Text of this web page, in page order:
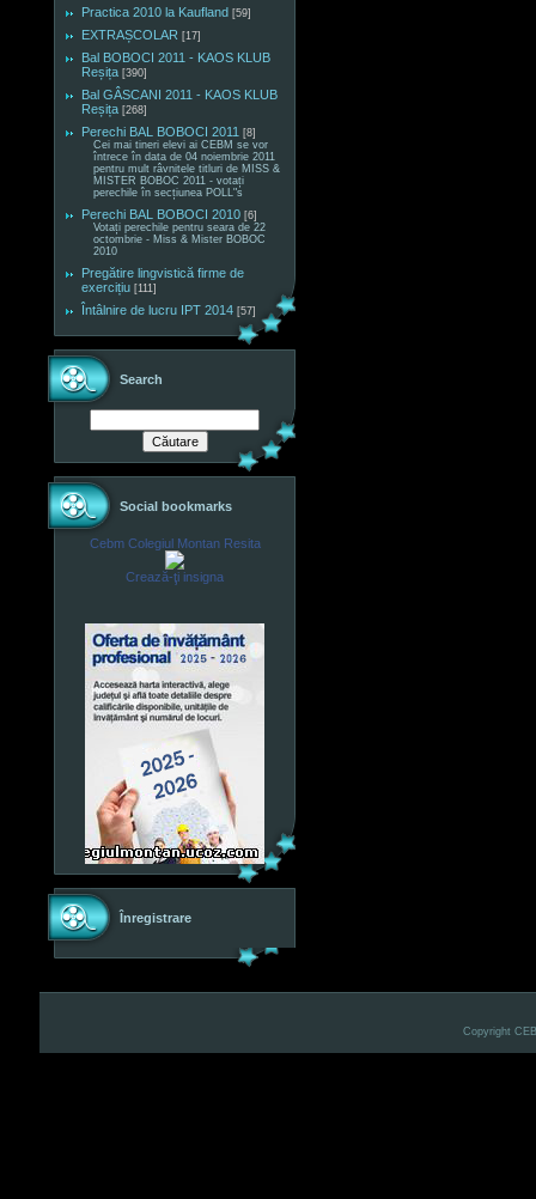
Practica 2010 la Kaufland [59]
EXTRAȘCOLAR [17]
Bal BOBOCI 2011 - KAOS KLUB
Reșița [390]
Bal GÂSCANI 2011 - KAOS KLUB
Reșița [268]
Perechi BAL BOBOCI 2011 [8]
Cei mai tineri elevi ai CEBM se vor
întrece în data de 04 noiembrie 2011
pentru mult râvnitele titluri de MISS &
MISTER BOBOC 2011 - votați
perechile în secțiunea POLL"s
Perechi BAL BOBOCI 2010 [6]
Votați perechile pentru seara de 22
octombrie - Miss & Mister BOBOC
2010
Pregătire lingvistică firme de
exercițiu [111]
Întâlnire de lucru IPT 2014 [57]
Search
Social bookmarks
Cebm Colegiul Montan Resita
Crează-ţi insigna
Înregistrare
Copyright